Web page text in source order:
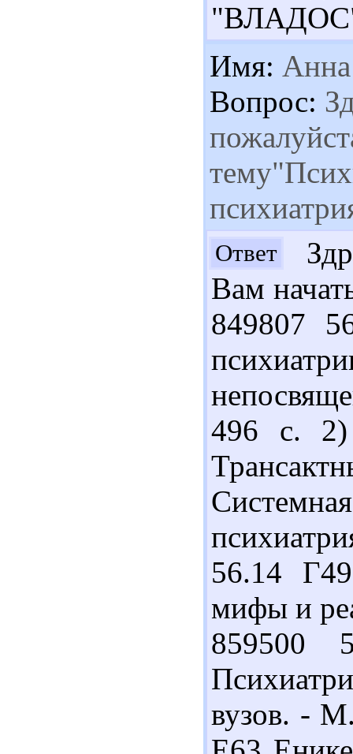
Имя: Анна
Вопрос:
Ответ
Вам
849807
496 с.
56.14
мифы и
859500
вузов. -